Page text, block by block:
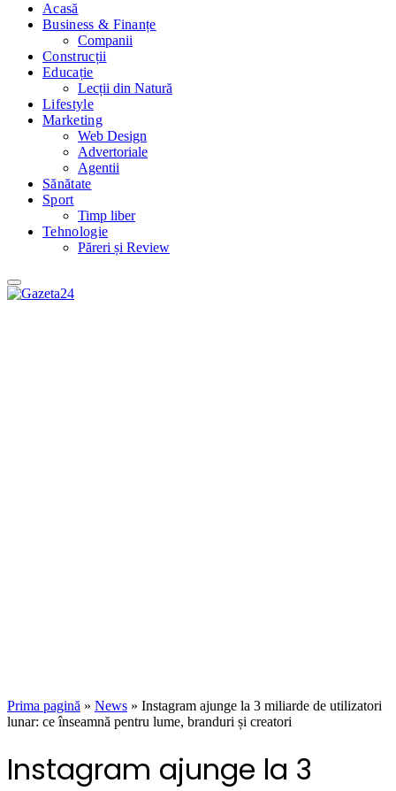
Acasă
Business & Finanțe
Companii
Construcții
Educație
Lecții din Natură
Lifestyle
Marketing
Web Design
Advertoriale
Agentii
Sănătate
Sport
Timp liber
Tehnologie
Păreri și Review
Prima pagină » News » Instagram ajunge la 3 miliarde de utilizatori
lunar: ce înseamnă pentru lume, branduri și creatori
Instagram ajunge la 3